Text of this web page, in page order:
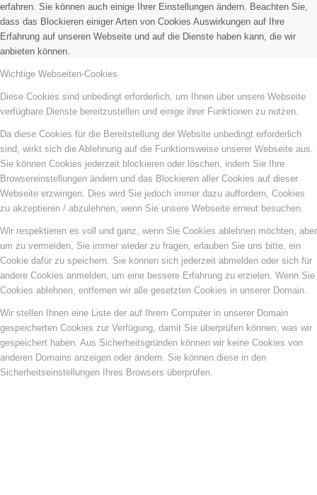
erfahren. Sie können auch einige Ihrer Einstellungen ändern. Beachten Sie,
dass das Blockieren einiger Arten von Cookies Auswirkungen auf Ihre
Erfahrung auf unseren Webseite und auf die Dienste haben kann, die wir
anbieten können.
Wichtige Webseiten-Cookies
Diese Cookies sind unbedingt erforderlich, um Ihnen über unsere Webseite
verfügbare Dienste bereitzustellen und einige ihrer Funktionen zu nutzen.
Da diese Cookies für die Bereitstellung der Website unbedingt erforderlich
sind, wirkt sich die Ablehnung auf die Funktionsweise unserer Webseite aus.
Sie können Cookies jederzeit blockieren oder löschen, indem Sie Ihre
Browsereinstellungen ändern und das Blockieren aller Cookies auf dieser
Webseite erzwingen. Dies wird Sie jedoch immer dazu auffordern, Cookies
zu akzeptieren / abzulehnen, wenn Sie unsere Webseite erneut besuchen.
Wir respektieren es voll und ganz, wenn Sie Cookies ablehnen möchten, aber
um zu vermeiden, Sie immer wieder zu fragen, erlauben Sie uns bitte, ein
Cookie dafür zu speichern. Sie können sich jederzeit abmelden oder sich für
andere Cookies anmelden, um eine bessere Erfahrung zu erzielen. Wenn Sie
Cookies ablehnen, entfernen wir alle gesetzten Cookies in unserer Domain.
Wir stellen Ihnen eine Liste der auf Ihrem Computer in unserer Domain
gespeicherten Cookies zur Verfügung, damit Sie überprüfen können, was wir
gespeichert haben. Aus Sicherheitsgründen können wir keine Cookies von
anderen Domains anzeigen oder ändern. Sie können diese in den
Sicherheitseinstellungen Ihres Browsers überprüfen.